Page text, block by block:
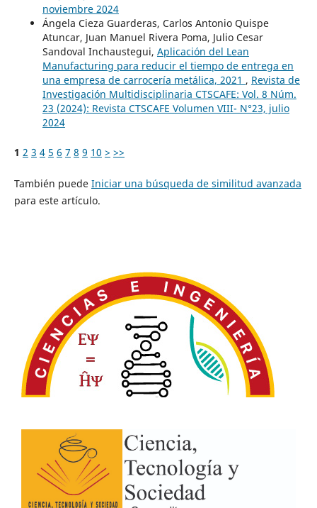
noviembre 2024
Ángela Cieza Guarderas, Carlos Antonio Quispe
Atuncar, Juan Manuel Rivera Poma, Julio Cesar
Sandoval Inchaustegui, Aplicación del Lean
Manufacturing para reducir el tiempo de entrega en
una empresa de carrocería metálica, 2021 , Revista de
Investigación Multidisciplinaria CTSCAFE: Vol. 8 Núm.
23 (2024): Revista CTSCAFE Volumen VIII- N°23, julio
2024
1 2 3 4 5 6 7 8 9 10 > >>
También puede Iniciar una búsqueda de similitud avanzada
para este artículo.